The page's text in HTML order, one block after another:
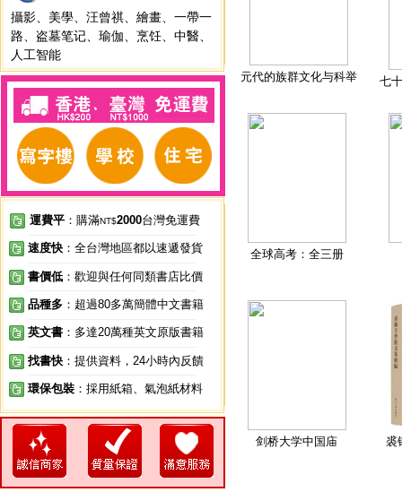
攝影
美學 汪曾祺 繪畫
一帶一
路
盗墓笔记 瑜伽 烹饪 中醫
人工智能
運費平 ：購滿NT$2000台灣免運費
速度快 ：全台灣地區都以速遞發貨
書價低 ：歡迎與任何同類書店比價
品種多 ：超過80多萬簡體中文書籍
英文書 ：多達20萬種英文原版書籍
找書快 ：提供資料，24小時內反饋
環保包裝 ：採用紙箱、氣泡紙材料
元代的族群文化与科举 七
全球高考：全三册
剑桥大学中国庙 裘